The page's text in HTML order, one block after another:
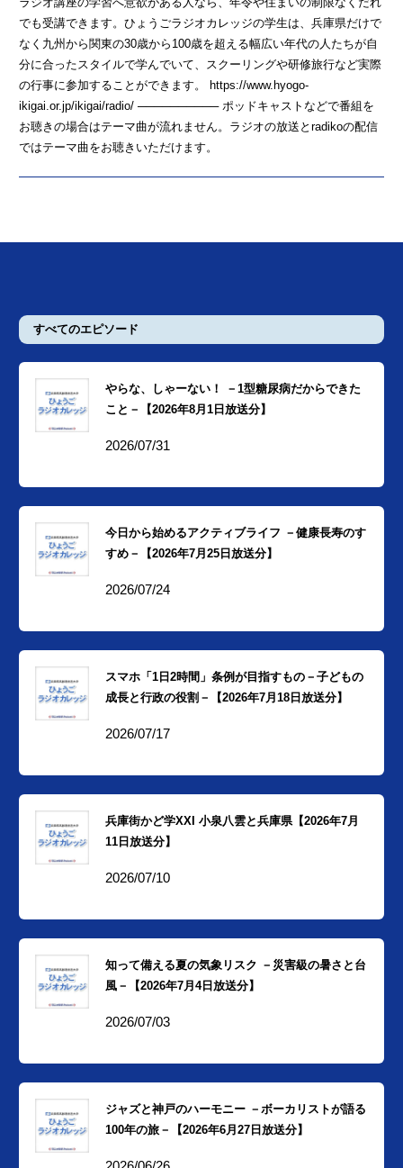
でも受講できます。ひょうごラジオカレッジの学生は、兵庫県だけで
なく九州から関東の30歳から100歳を超える幅広い年代の人たちが自
分に合ったスタイルで学んでいて、スクーリングや研修旅行など実際
の行事に参加することができます。 https://www.hyogo-
ikigai.or.jp/ikigai/radio/ ────────── ポッドキャストなどで番組を
お聴きの場合はテーマ曲が流れません。ラジオの放送とradikoの配信
ではテーマ曲をお聴きいただけます。
すべてのエピソード
やらな、しゃーない！ －1型糖尿病だからできた
こと－【2026年8月1日放送分】
2026/07/31
今日から始めるアクティブライフ －健康長寿のす
すめ－【2026年7月25日放送分】
2026/07/24
スマホ「1日2時間」条例が目指すもの－子どもの
成長と行政の役割－【2026年7月18日放送分】
2026/07/17
兵庫街かど学XXI 小泉八雲と兵庫県【2026年7月
11日放送分】
2026/07/10
知って備える夏の気象リスク －災害級の暑さと台
風－【2026年7月4日放送分】
2026/07/03
ジャズと神戸のハーモニー －ボーカリストが語る
100年の旅－【2026年6月27日放送分】